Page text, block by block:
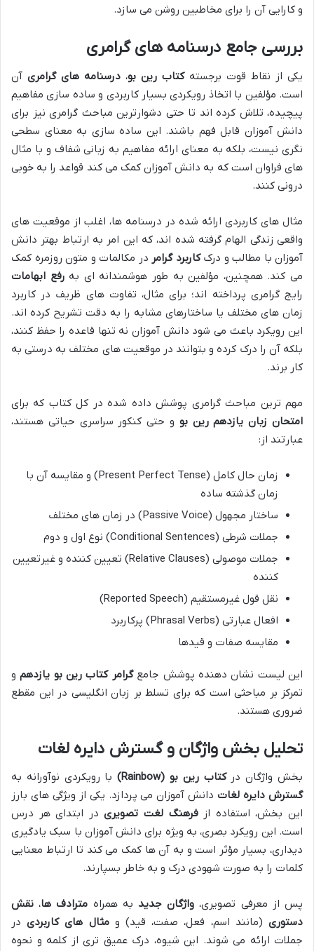
و کارایی آن را برای مخاطبین روشن می سازد.
بررسی جامع درسنامه های گرامری
یکی از نقاط قوت برجستهکتاب رین بو، درسنامه های گرامری آن
است. مؤلفین با اتخاذ رویکردی بسیار کاربردی و ساده سازی مفاهیم
پیچیده، تلاش کرده اند تا حتی دشوارترین مباحث گرامری نیز برای
دانش آموزان قابل فهم باشند. این ساده سازی به معنای سطحی
نگری نیست، بلکه به معنای ارائه مفاهیم به زبانی شفاف و با مثال
های فراوان است که به دانش آموزان کمک می کند قواعد را به خوبی
درونی کنند.
مثال های کاربردی ارائه شده در درسنامه ها، اغلب از موقعیت های
واقعی زندگی الهام گرفته شده اند، که این امر به ارتباط بهتر دانش
آموزان با مطالب و درککاربرد گرامر در مکالمات و متون روزمره کمک
می کند. همچنین، مؤلفین به طور هوشمندانه ای بهرفع ابهامات
رایج گرامری پرداخته اند؛ برای مثال، تفاوت های ظریف در کاربرد
زمان های مختلف یا ساختارهای مشابه را به دقت تشریح کرده اند.
این رویکرد باعث می شود دانش آموزان نه تنها قاعده را حفظ کنند،
بلکه آن را درک کرده و بتوانند در موقعیت های مختلف به درستی به
کار برند.
مهم ترین مباحث گرامری پوشش داده شده در کل کتاب که برای
امتحان زبان یازدهم رین بو و حتی کنکور سراسری حیاتی هستند،
عبارتند از:
زمان حال کامل (Present Perfect Tense) و مقایسه آن با
زمان گذشته ساده
ساختار مجهول (Passive Voice) در زمان های مختلف
جملات شرطی (Conditional Sentences) نوع اول و دوم
جملات موصولی (Relative Clauses) تعیین کننده و غیرتعیین
کننده
نقل قول غیرمستقیم (Reported Speech)
افعال عبارتی (Phrasal Verbs) پرکاربرد
مقایسه صفات و قیدها
این لیست نشان دهنده پوشش جامعگرامر کتاب رین بو یازدهمو
تمرکز بر مباحثی است که برای تسلط بر زبان انگلیسی در این مقطع
ضروری هستند.
تحلیل بخش واژگان و گسترش دایره لغات
بخش واژگان درکتاب رین بو (Rainbow)
با رویکردی نوآورانه به
گسترش دایره لغات دانش آموزان می پردازد. یکی از ویژگی های بارز
این بخش، استفاده ازفرهنگ لغت تصویریدر ابتدای هر درس
است. این رویکرد بصری، به ویژه برای دانش آموزان با سبک یادگیری
دیداری، بسیار مؤثر است و به آن ها کمک می کند تا ارتباط معنایی
کلمات را به صورت شهودی درک و به خاطر بسپارند.
پس از معرفی تصویری، واژگان جدیدبه همراه مترادف ها، نقش
دستوری(مانند اسم، فعل، صفت، قید) ومثال های کاربردیدر
جملات ارائه می شوند. این شیوه، درک عمیق تری از کلمه و نحوه